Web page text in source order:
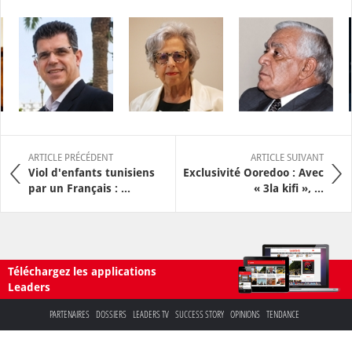
ARTICLE PRÉCÉDENT
Viol d'enfants tunisiens
par un Français : ...
ARTICLE SUIVANT
Exclusivité Ooredoo : Avec
« 3la kifi », ...
Téléchargez les applications
Leaders
PARTENAIRES DOSSIERS LEADERS TV SUCCESS STORY OPINIONS TENDANCE